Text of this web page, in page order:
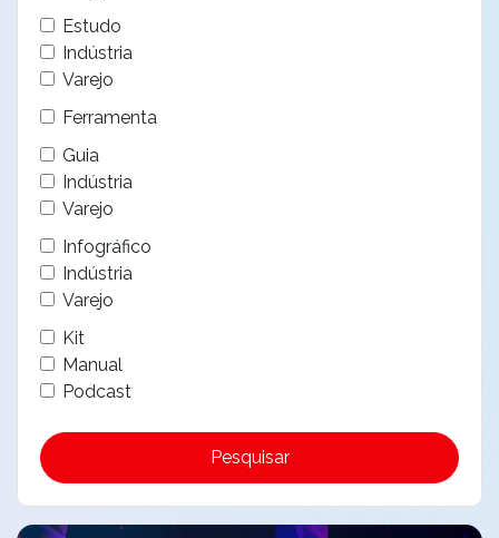
Estudo
Indústria
Varejo
Ferramenta
Guia
Indústria
Varejo
Infográfico
Indústria
Varejo
Kit
Manual
Podcast
Pesquisar